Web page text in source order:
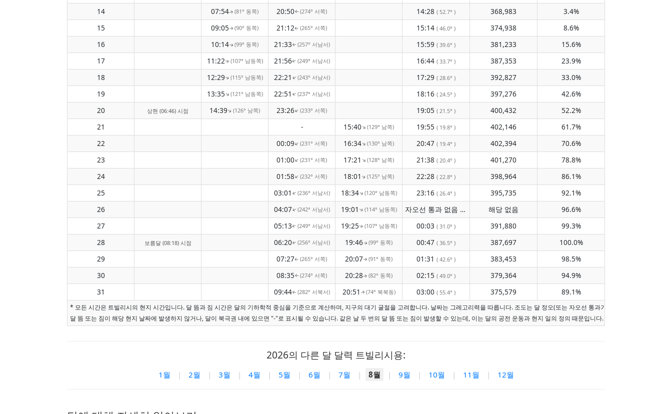
14
07:54↑(81° 동쪽) 20:50↑(274° 서쪽) 14:28 ( 52.7° ) 368,983
3.4%
15
09:05↑ (90° 동쪽) 21:12↑(265° 서쪽) 15:14 ( 46.0° ) 374,938
8.6%
16
10:14↑(99° 동쪽) 21:33↑(257° 서남서) 15:59 ( 39.6° ) 381,233
15.6%
17
11:22↑(107° 남동쪽) 21:56↑(249° 서남서) 16:44 ( 33.7° ) 387,353
23.9%
18
12:29↑(115° 남동쪽) 22:21 ↑(243° 서남서) 17:29 ( 28.6° ) 392,827
33.0%
19
13:35↑(121° 남동쪽) 22:51↑(237° 서남서) 18:16 ( 24.5° ) 397,276
42.6%
20
상현 (06:46) 시점 14:39↑(126° 남쪽) 23:26↑(233° 서쪽) 19:05 ( 21.5° ) 400,432
52.2%
21
- 15:40↑(129° 남쪽) 19:55 ( 19.8° ) 402,146
61.7%
22
00:09↑(231° 서쪽) 16:34↑(130° 남쪽) 20:47 ( 19.4° ) 402,394
70.6%
23
01:00↑(231° 서쪽) 17:21↑(128° 남쪽) 21:38 ( 20.4° ) 401,270
78.8%
24
01:58↑(232° 서쪽) 18:01↑(125° 남쪽) 22:28 ( 22.8° ) 398,964
86.1%
25
03:01↑(236° 서남서) 18:34↑(120° 남동쪽) 23:16 ( 26.4° ) 395,735
92.1%
26
04:07↑(242° 서남서) 19:01 ↑(114° 남동쪽) 자오선 통과 없음
( 해당 없음 )해당 없음
96.6%
27
05:13↑(249° 서남서) 19:25↑(107° 남동쪽) 00:03 ( 31.0° ) 391,880
99.3%
28
보름달 (08:18) 시점 06:20↑(256° 서남서) 19:46↑(99° 동쪽) 00:47 ( 36.5° ) 387,697
100.0%
29
07:27↑(265° 서쪽) 20:07↑(91° 동쪽) 01:31 ( 42.6° ) 383,453
98.5%
30
08:35↑(274° 서쪽) 20:28↑(82° 동쪽) 02:15 ( 49.0° ) 379,364
94.9%
31
09:44↑(282° 서북서) 20:51 ↑(74° 북북동) 03:00 ( 55.4° ) 375,579 89.1%
* 모든 시간은 트빌리시의 현지 시간입니다. 달 뜸과 짐 시간은 달의 기하학적 중심을 기준으로 계산하며, 지구의 대기 굴절을 고려합니다. 날짜는 그레고리력을 따릅니다. 조도는 달 정오(또는 자오선 통과가 오늘이 아니면 현지 정
달 뜸 또는 짐이 해당 현지 날짜에 발생하지 않거나, 달이 북극권 내에 있으면 "-"로 표시될 수 있습니다. 같은 날 두 번의 달 뜸 또는 짐이 발생할 수 있는데, 이는 달의 공전 운동과 현지 일의 정의 때문입니다.
2026의 다른 달 달력 트빌리시용:
1월 | 2월 | 3월 | 4월 | 5월 | 6월 | 7월 | 8월 | 9월 | 10월 | 11월 | 12월